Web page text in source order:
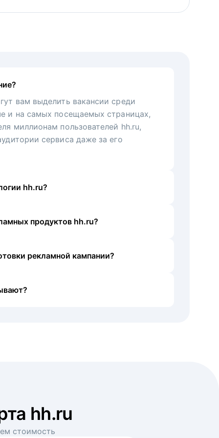
вам выделить вакансии среди
и на самых посещаемых страницах,
миллионам пользователей hh.ru,
сервиса даже за его
hh.ru?
продуктов hh.ru?
рекламной кампании?
hh.ru
стоимость